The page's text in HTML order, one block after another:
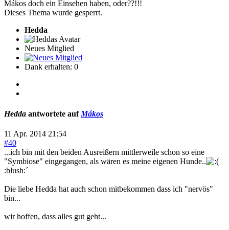
Mákos doch ein Einsehen haben, oder??!!!
Dieses Thema wurde gesperrt.
Hedda
Neues Mitglied
Dank erhalten: 0
Hedda antwortete auf Mákos
11 Apr. 2014 21:54
#40
...ich bin mit den beiden Ausreißern mittlerweile schon so eine
"Symbiose" eingegangen, als wären es meine eigenen Hunde..
:blush:´
Die liebe Hedda hat auch schon mitbekommen dass ich "nervös"
bin...
wir hoffen, dass alles gut geht...